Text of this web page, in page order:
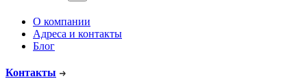
О компании
Адреса и контакты
Блог
Контакты